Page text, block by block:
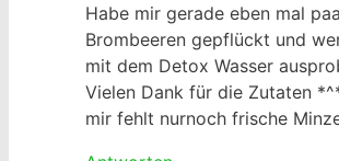
Habe mir gerade eben mal
Brombeeren gepflückt und
mit dem Detox Wasser
Vielen Dank für die Zutaten
mir fehlt nurnoch frische